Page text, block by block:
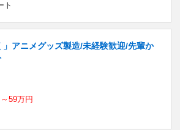
ト
」アニメグッズ製造/未経験歓迎/先輩か
59万円